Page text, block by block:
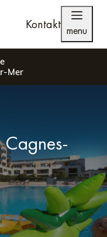
Kontakt menu
Mer
Cagnes-